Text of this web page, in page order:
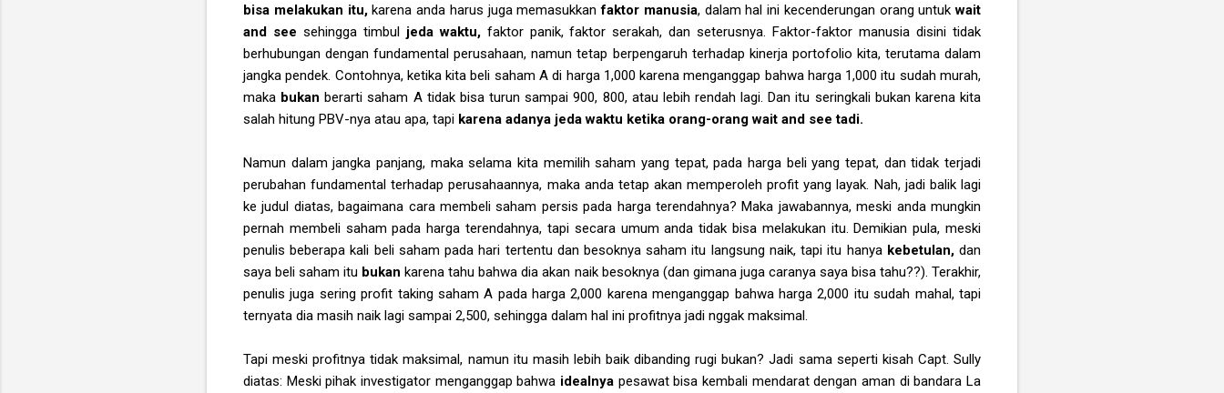
bisa melakukan itu,karena anda harus juga memasukkanfaktor manusia, dalam hal ini kecenderungan orang untukwait
and see sehingga timbul jeda waktu, faktor panik, faktor serakah, dan seterusnya. Faktor-faktor manusia disini tidak
berhubungan dengan fundamental perusahaan, namun tetap berpengaruh terhadap kinerja portofolio kita, terutama dalam
jangka pendek. Contohnya, ketika kita beli saham A di harga 1,000 karena menganggap bahwa harga 1,000 itu sudah murah,
maka bukanberarti saham A tidak bisa turun sampai 900, 800, atau lebih rendah lagi. Dan itu seringkali bukan karena kita
salah hitung PBV-nya atau apa, tapi karena adanya jeda waktu ketika orang-orang wait and see tadi.
Namun dalam jangka panjang, maka selama kita memilih saham yang tepat, pada harga beli yang tepat, dan tidak terjadi
perubahan fundamental terhadap perusahaannya, maka anda tetap akan memperoleh profit yang layak. Nah, jadi balik lagi
ke judul diatas, bagaimana cara membeli saham persis pada harga terendahnya? Maka jawabannya, meski anda mungkin
pernah membeli saham pada harga terendahnya, tapi secara umum anda tidak bisa melakukan itu. Demikian pula, meski
penulis beberapa kali beli saham pada hari tertentu dan besoknya saham itu langsung naik, tapi itu hanya kebetulan,dan
saya beli saham itu bukankarena tahu bahwa dia akan naik besoknya (dan gimana juga caranya saya bisa tahu??). Terakhir,
penulis juga sering profit taking saham A pada harga 2,000 karena menganggap bahwa harga 2,000 itu sudah mahal, tapi
ternyata dia masih naik lagi sampai 2,500, sehingga dalam hal ini profitnya jadi nggak maksimal.
Tapi meski profitnya tidak maksimal, namun itu masih lebih baik dibanding rugi bukan? Jadi sama seperti kisah Capt. Sully
diatas: Meski pihak investigator menganggap bahwa idealnya pesawat bisa kembali mendarat dengan aman di bandara La